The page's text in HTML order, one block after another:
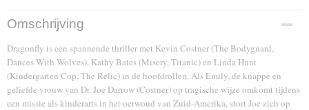
EAN code
8711875947735
Omschrijving
Dragonfly is een spannende thriller met Kevin Costner (The Bodyguard,
Dances With Wolves), Kathy Bates (Misery, Titanic) en Linda Hunt
(Kindergarten Cop, The Relic) in de hoofdrollen. Als Emily, de knappe en
geliefde vrouw van Dr. Joe Darrow (Costner) op tragische wijze omkomt tijdens
een missie als kinderarts in het oerwoud van Zuid-Amerika, stort Joe zich op